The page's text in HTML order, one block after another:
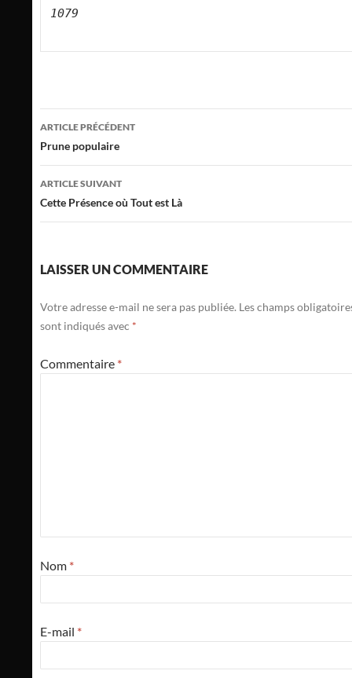
Navigation
des
articles
ARTICLE PRÉCÉDENT
Prune populaire
ARTICLE SUIVANT
Cette Présence où Tout est Là
LAISSER UN COMMENTAIRE
Votre adresse e-mail ne sera pas publiée. Les champs
sont indiqués avec *
Commentaire *
Nom *
E-mail *